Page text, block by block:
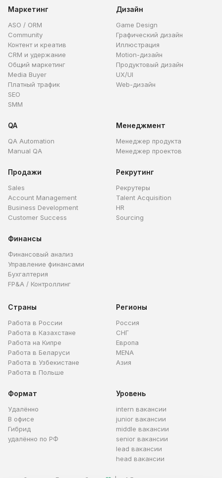
Маркетинг
ASO / ORM
Community
Контент и креатив
CRM и удержание
Общий маркетинг
Media Buyer
Платный трафик
SEO
SMM
Дизайн
Game Design
Графический дизайн
Иллюстрация
Motion-дизайн
Продуктовый дизайн
UX/UI
Web-дизайн
QA
QA Automation
Manual QA
Менеджмент
Менеджер продукта
Менеджер проектов
Продажи
Sales
Account Management
Business Development
Customer Success
Рекрутинг
Рекрутеры
Talent Acquisition
HR
Sourcing
Финансы
Финансовый анализ
Управление финансами
Бухгалтерия
FP&A / Контроллинг
Страны
Работа в России
Работа в Казахстане
Работа на Кипре
Работа в Беларуси
Работа в Узбекистане
Работа в Польше
Регионы
Россия
СНГ
Европа
MENA
Азия
Формат
Удалённо
В офисе
Гибрид
удалённо по РФ
Уровень
intern вакансии
junior вакансии
middle вакансии
senior вакансии
lead вакансии
head вакансии